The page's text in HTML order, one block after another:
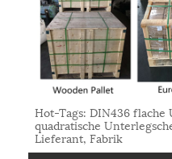
Hot-Tags: DIN436 flache
quadratische
Lieferant, Fabrik